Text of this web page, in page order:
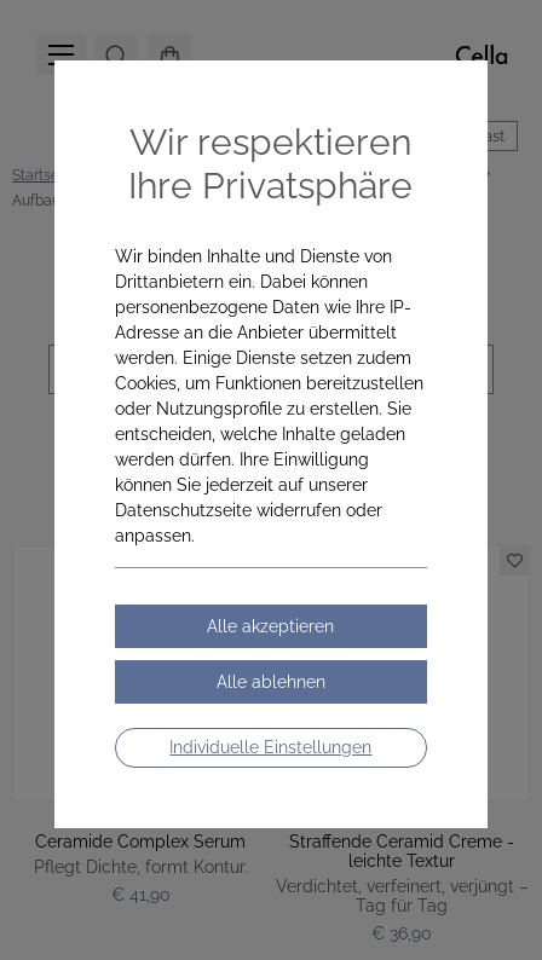
Hoher Kontrast
Startseite Cella Produkte Hautpflege
Pflege nach Hautbedürfnis
Aufbau & Definition
Kategorienavigation
Aufbau & Definition
Ceramide Complex Serum
Pflegt Dichte, formt Kontur.
€ 41,90
Straffende Ceramid Creme -
leichte Textur
Verdichtet, verfeinert, verjüngt –
Tag für Tag
€ 36,90
Wir respektieren
Ihre Privatsphäre
Wir binden Inhalte und Dienste von
Drittanbietern ein. Dabei können
personenbezogene Daten wie Ihre IP-
Adresse an die Anbieter übermittelt
werden. Einige Dienste setzen zudem
Cookies, um Funktionen bereitzustellen
oder Nutzungsprofile zu erstellen. Sie
entscheiden, welche Inhalte geladen
werden dürfen. Ihre Einwilligung
können Sie jederzeit auf unserer
Datenschutzseite widerrufen oder
anpassen.
Individuelle Einstellungen